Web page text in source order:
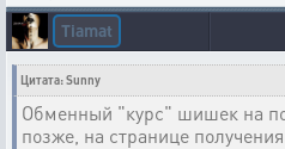
Tiamat
Цитата: Sunny
Обменный "курс" шишек на
позже, на странице